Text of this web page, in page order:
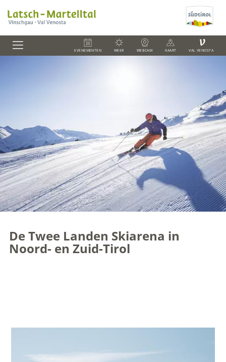
EVENEMENTEN WEER WEBCAM KAART
V
VAL VENOSTA
De Twee Landen Skiarena in
Noord- en Zuid-Tirol